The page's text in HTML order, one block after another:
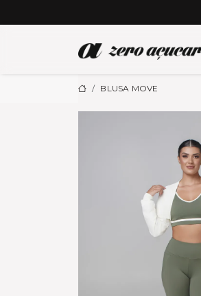
BLUSA MOVE